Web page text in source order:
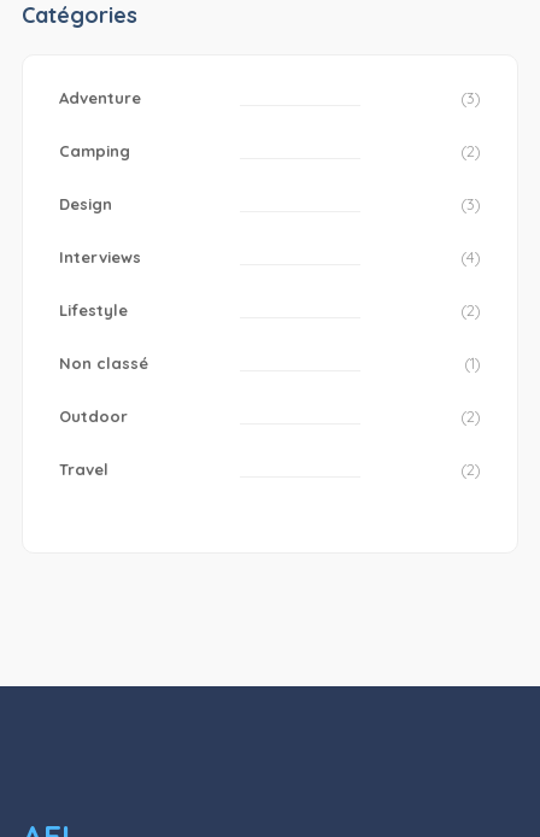
Catégories
Adventure (3)
Camping (2)
Design (3)
Interviews (4)
Lifestyle (2)
Non classé (1)
Outdoor (2)
Travel (2)